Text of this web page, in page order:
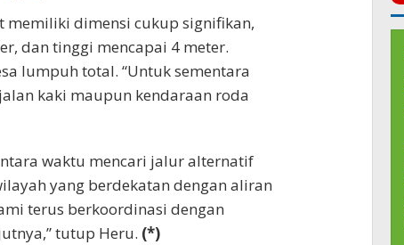
memiliki dimensi cukup signifikan,
dan tinggi mencapai 4 meter.
lumpuh total. “Untuk sementara
kaki maupun kendaraan roda
waktu mencari jalur alternatif
yang berdekatan dengan aliran
terus berkoordinasi dengan
tutup Heru. (*)